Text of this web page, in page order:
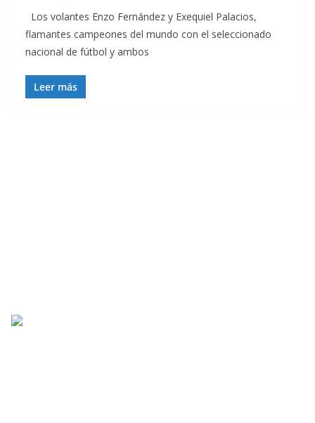
Los volantes Enzo Fernández y Exequiel Palacios,
flamantes campeones del mundo con el seleccionado
nacional de fútbol y ambos
Leer más